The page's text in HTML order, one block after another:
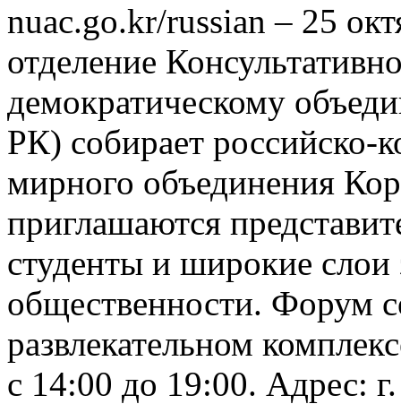
nuac.go.kr/russian – 25
отделение
демократическому
РК) собирает российско-
мирного объединения
приглашаются
студенты и широкие слои
общественности. Форум
развлекательном
с 14:00 до 19:00. Адрес: